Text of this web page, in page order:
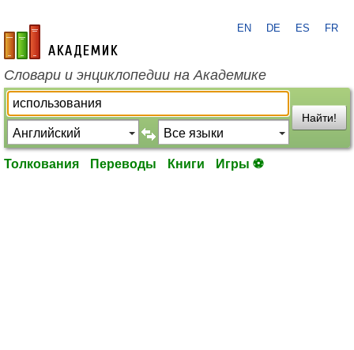
academic.ru
EN DE ES FR
Словари и энциклопедии на Академике
Найти!
Толкования Переводы Книги Игры ⚽